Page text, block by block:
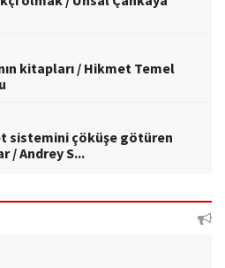
kitapları / Hikmet Temel
sistemini çöküşe götüren
/ Andrey S...